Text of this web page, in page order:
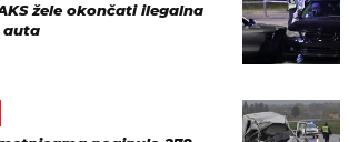
žele okončati ilegalna
auta